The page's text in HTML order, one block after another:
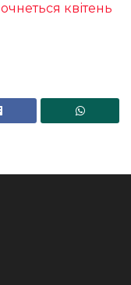
квітень